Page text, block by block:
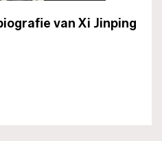
van Xi Jinping